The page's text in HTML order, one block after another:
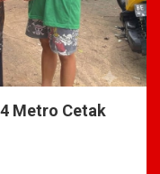
Metro Cetak